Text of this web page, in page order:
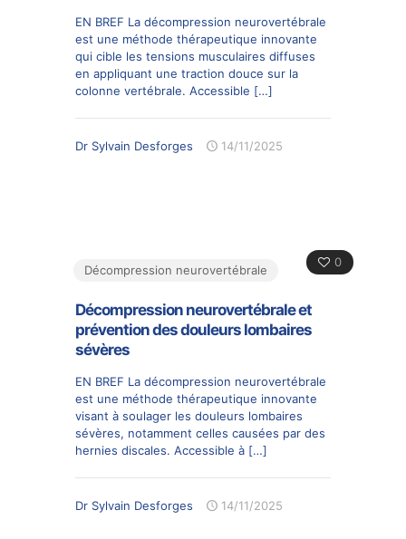
EN BREF La décompression neurovertébrale
est une méthode thérapeutique innovante
qui cible les tensions musculaires diffuses
en appliquant une traction douce sur la
colonne vertébrale. Accessible […]
Dr Sylvain Desforges 14/11/2025
0
Décompression neurovertébrale
Décompression neurovertébrale et
prévention des douleurs lombaires
sévères
EN BREF La décompression neurovertébrale
est une méthode thérapeutique innovante
visant à soulager les douleurs lombaires
sévères, notamment celles causées par des
hernies discales. Accessible à […]
Dr Sylvain Desforges 14/11/2025